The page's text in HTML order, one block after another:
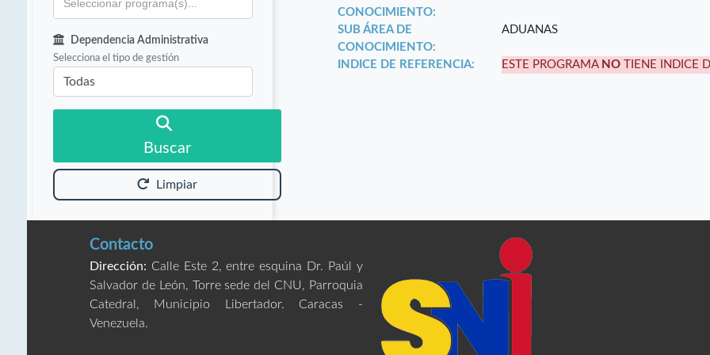
Dependencia Administrativa
Selecciona el tipo de gestión
Buscar
Limpiar
CONOCIMIENTO:
SUB ÁREA DE
CONOCIMIENTO:
ADUANAS
INDICE DE REFERENCIA: ESTE PROGRAMA NO TIENE INDICE
Contacto
Dirección: Calle Este 2, entre esquina Dr. Paúl y
Salvador de León, Torre sede del CNU, Parroquia
Catedral, Municipio Libertador. Caracas -
Venezuela.